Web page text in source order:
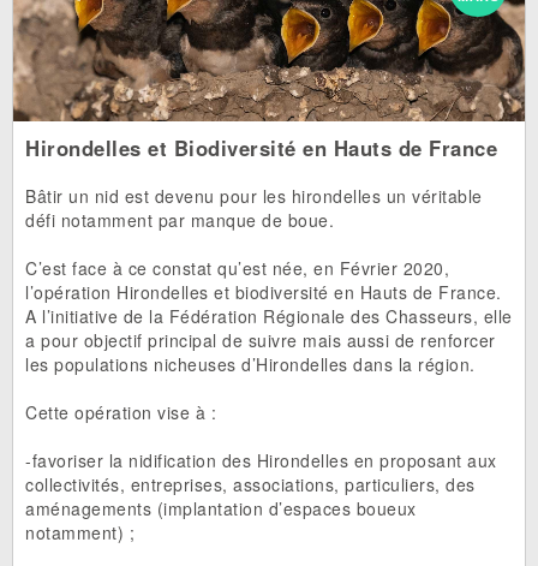
Hirondelles et Biodiversité en Hauts de France
Bâtir un nid est devenu pour les hirondelles un véritable
défi notamment par manque de boue.
C’est face à ce constat qu’est née, en Février 2020,
l’opération Hirondelles et biodiversité en Hauts de France.
A l’initiative de la Fédération Régionale des Chasseurs, elle
a pour objectif principal de suivre mais aussi de renforcer
les populations nicheuses d’Hirondelles dans la région.
Cette opération vise à :
-favoriser la nidification des Hirondelles en proposant aux
collectivités, entreprises, associations, particuliers, des
aménagements (implantation d’espaces boueux
notamment) ;